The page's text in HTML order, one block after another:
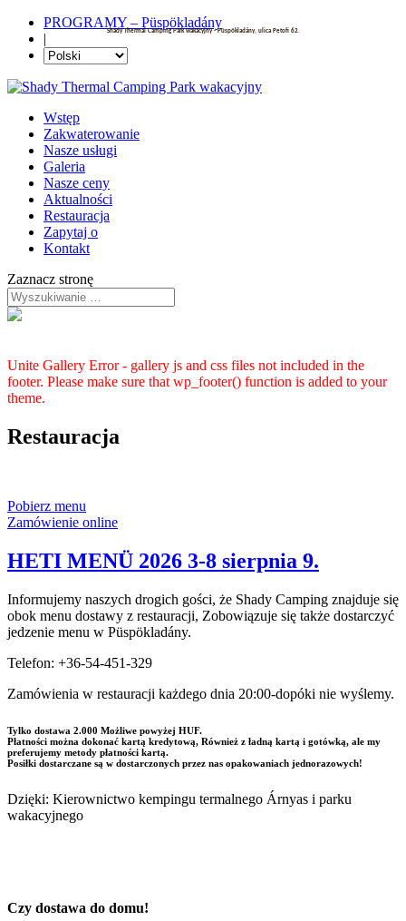
PROGRAMY – Püspökladány
|
Wstęp
Zakwaterowanie
Nasze usługi
Galeria
Nasze ceny
Aktualności
Restauracja
Zapytaj o
Kontakt
Zaznacz stronę
Shady Thermal Camping Park wakacyjny - Püspökladány, ulica Petofi 62.
Unite Gallery Error - gallery js and css files not included in the
footer. Please make sure that wp_footer() function is added to your
theme.
Restauracja
Pobierz menu
Zamówienie online
HETI MENÜ 2026 3-8 sierpnia 9.
Informujemy naszych drogich gości, że Shady Camping znajduje się
obok menu dostawy z restauracji, Zobowiązuje się także dostarczyć
jedzenie menu w Püspökladány.
Telefon: +36-54-451-329
Zamówienia w restauracji każdego dnia 20:00-dopóki nie wyślemy.
Tylko dostawa 2.000 Możliwe powyżej HUF.
Płatności można dokonać kartą kredytową, Również z ładną kartą i gotówką, ale my
preferujemy metody płatności kartą.
Posiłki dostarczane są w dostarczonych przez nas opakowaniach jednorazowych!
Dzięki: Kierownictwo kempingu termalnego Árnyas i parku
wakacyjnego
Czy dostawa do domu!